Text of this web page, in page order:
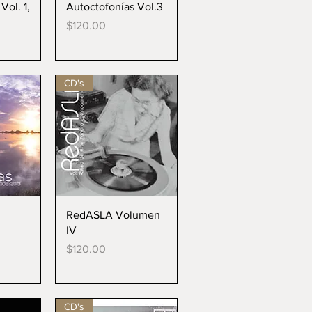
1,
Vista rápida
Autoctofonías Vol.3
Precio
$120.00
Vista rápida
CD's
RedASLA Volumen
IV
Precio
$120.00
CD's